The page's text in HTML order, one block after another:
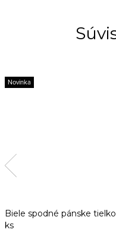
Novinka
Biele spodné pánske
ks